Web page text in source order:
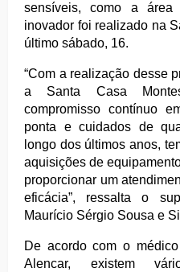
sensíveis, como a
inovador foi realizado na
último sábado, 16.
“Com a realização desse
a Santa Casa
compromisso contínuo
ponta e cuidados de
longo dos últimos anos,
aquisições de
proporcionar um
eficácia”, ressalta o
Maurício Sérgio Sousa e
De acordo com o
Alencar, existem